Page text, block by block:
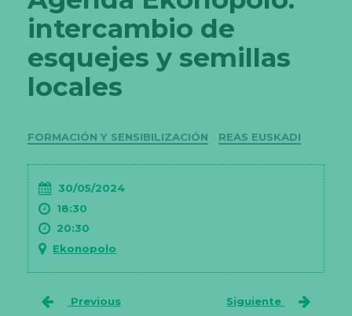
intercambio de
esquejes y semillas
locales
Categorías
FORMACIÓN Y SENSIBILIZACIÓN REAS EUSKADI
30/05/2024
18:30
20:30
Ekonopolo
Previous Siguiente